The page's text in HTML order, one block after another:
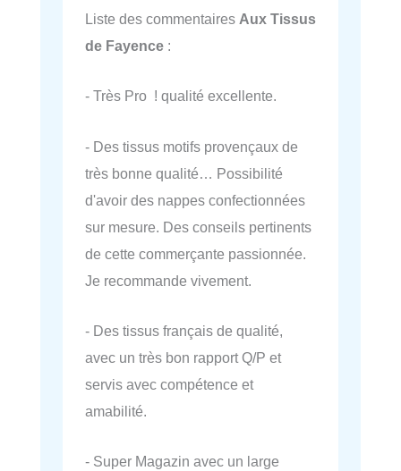
Liste des commentaires Aux Tissus
de Fayence :
- Très Pro ! qualité excellente.
- Des tissus motifs provençaux de
très bonne qualité… Possibilité
d'avoir des nappes confectionnées
sur mesure. Des conseils pertinents
de cette commerçante passionnée.
Je recommande vivement.
- Des tissus français de qualité,
avec un très bon rapport Q/P et
servis avec compétence et
amabilité.
- Super Magazin avec un large